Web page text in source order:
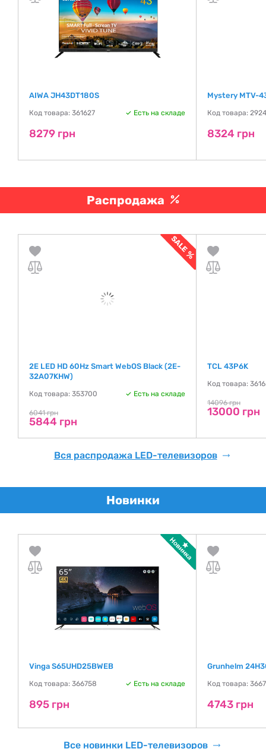
AIWA JH43DT180S
Код товара: 361627 Есть на складе
8279 грн
Mystery MTV-
Код товара:
8324 грн
Распродажа
2E LED HD 60Hz Smart WebOS Black (2E-
32A07KHW)
Код товара: 353700 Есть на складе
6041 грн
5844 грн
TCL 43P6K
Код товара:
14096 грн
13000 грн
Вся распродажа LED-телевизоров
Новинки
Vinga S65UHD25BWEB
Код товара: 366758 Есть на складе
895 грн
Grunhelm
Код товара:
4743 грн
Все новинки LED-телевизоров